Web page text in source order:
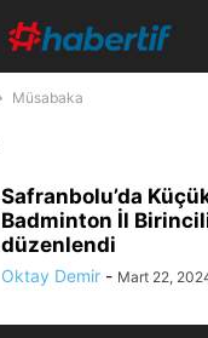
Müsabaka
Safranbolu’da
Badminton İl
düzenlendi
Oktay Demir - Mart 22,